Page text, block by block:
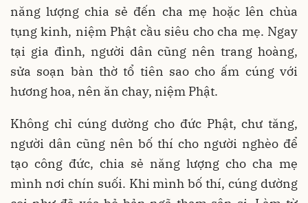
năng lượng chia sẻ đến cha mẹ hoặc lên chùa
tụng kinh, niệm Phật cầu siêu cho cha mẹ. Ngay
tại gia đình, người dân cũng nên trang hoàng,
sửa soạn bàn thờ tổ tiên sao cho ấm cúng với
hương hoa, nên ăn chay, niệm Phật.
Không chỉ cúng dường cho đức Phật, chư tăng,
người dân cũng nên bố thí cho người nghèo để
tạo công đức, chia sẻ năng lượng cho cha mẹ
mình nơi chín suối. Khi mình bố thí, cúng dường